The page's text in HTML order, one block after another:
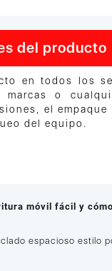
del producto
en todos los
o
el empaque
del equipo.
móvil fácil y
espacioso estilo